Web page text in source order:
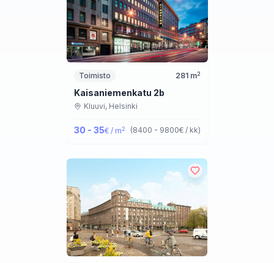
Toimisto 281m2
Kaisaniemenkatu 2b
Kluuvi, Helsinki
30 - 35€ / m2 (8400 - 9800€ / kk)